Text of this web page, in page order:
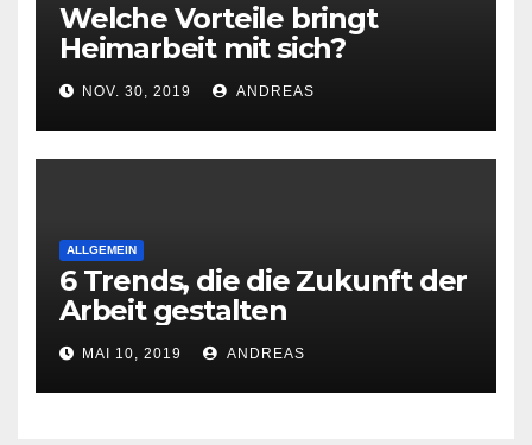
Welche Vorteile bringt
Heimarbeit mit sich?
NOV. 30, 2019 ANDREAS
ALLGEMEIN
6 Trends, die die Zukunft der
Arbeit gestalten
MAI 10, 2019 ANDREAS